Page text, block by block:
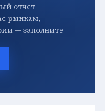
отчет
рынкам,
— заполните